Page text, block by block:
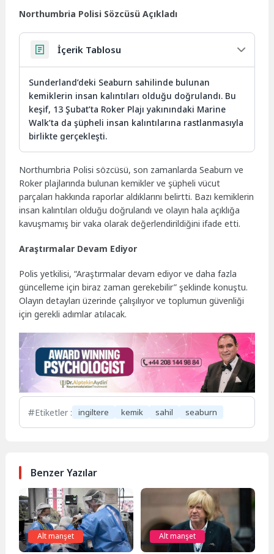
Northumbria Polisi Sözcüsü Açıkladı
İçerik Tablosu
Sunderland’deki Seaburn sahilinde bulunan
kemiklerin insan kalıntıları olduğu doğrulandı. Bu
keşif, 13 Şubat’ta Roker Plajı yakınındaki Marine
Walk’ta da şüpheli insan kalıntılarına rastlanmasıyla
birlikte gerçekleşti.
Northumbria Polisi sözcüsü, son zamanlarda Seaburn ve
Roker plajlarında bulunan kemikler ve şüpheli vücut
parçaları hakkında raporlar aldıklarını belirtti. Bazı kemiklerin
insan kalıntıları olduğu doğrulandı ve olayın hala açıklığa
kavuşmamış bir vaka olarak değerlendirildiğini ifade etti.
Araştırmalar Devam Ediyor
Polis yetkilisi, “Araştırmalar devam ediyor ve daha fazla
güncelleme için biraz zaman gerekebilir” şeklinde konuştu.
Olayın detayları üzerinde çalışılıyor ve toplumun güvenliği
için gerekli adımlar atılacak.
Etiketler : ingiltere kemik sahil seaburn
Benzer Yazılar
Alt manşet Alt manşet